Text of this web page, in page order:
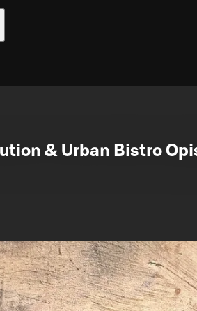
& Urban Bistro